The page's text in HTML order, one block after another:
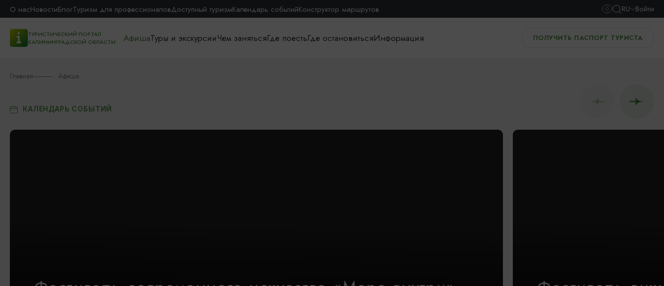
О насНовостиБлогТуризм для профессионаловДоступный туризмКалендарь событийКонструктор маршрутов RU Войти
ТУРИСТИЧЕСКИЙ ПОРТАЛ
КАЛИНИНГРАДСКОЙ ОБЛАСТИ
АфишаТуры и экскурсииЧем занятьсяГде поестьГде остановитьсяИнформация ПОЛУЧИТЬ ПАСПОРТ ТУРИСТА
Главная Афиша
КАЛЕНДАРЬ СОБЫТИЙ